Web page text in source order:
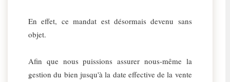
En effet, ce mandat est désormais devenu sans
objet.
Afin que nous puissions assurer nous-même la
gestion du bien jusqu'à la date effective de la vente